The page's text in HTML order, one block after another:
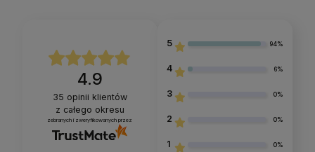
4.9
35 opinii klientów
z całego okresu
zebranych i zweryfikowanych przez
5 94%
4 6%
3 0%
2 0%
1 0%